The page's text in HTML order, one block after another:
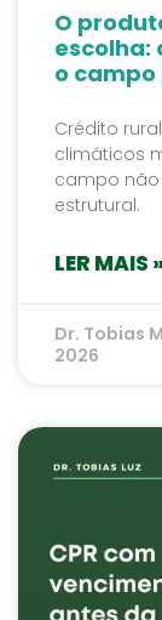
O
escolha:
o
Crédito
climáticos
campo não
estrutural.
LER MAIS
Dr. Tobias
2026